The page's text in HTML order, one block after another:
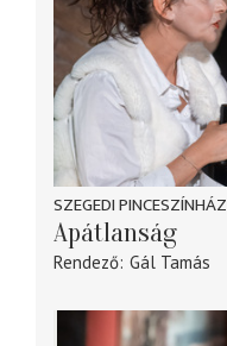
SZEGEDI PINCESZÍNHÁZ
Apátlanság
Rendező Gál Tamás